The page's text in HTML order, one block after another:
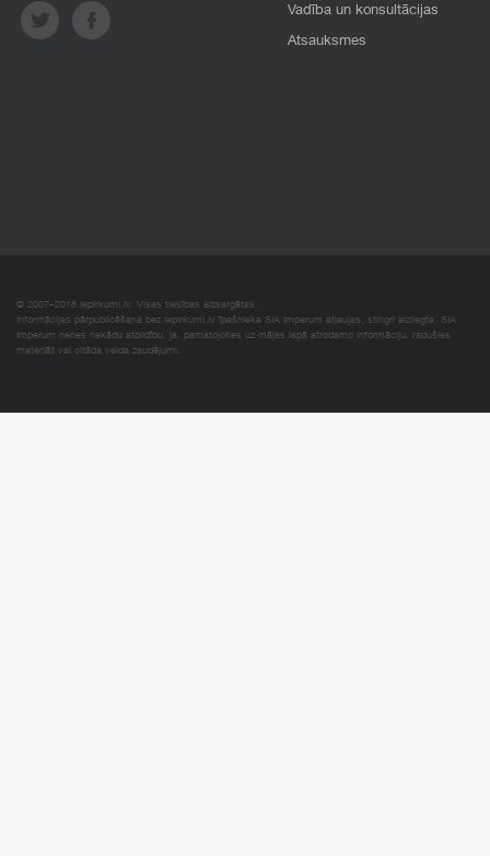
Vadība un konsultācijas
Atsauksmes
© 2007–2018 Iepirkumi.lv. Visas tiesības aizsargātas.
Informācijas pārpublicēšana bez iepirkumi.lv īpašnieka SIA Imperum atļaujas, stingri aizliegta. SIA
Imperum nenes nekādu atbildību, ja, pamatojoties uz mājas lapā atrodamo informāciju, radušies
materiāli vai citāda veida zaudējumi.